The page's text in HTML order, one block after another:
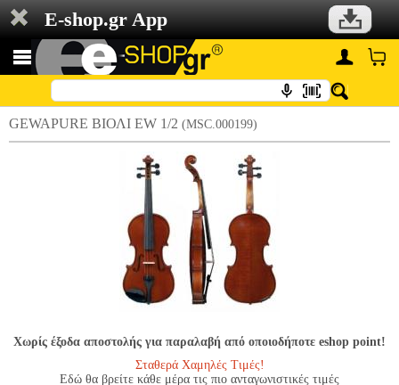
E-shop.gr App
GEWAPURE ΒΙΟΛΙ ΕW 1/2 (MSC.000199)
Χωρίς έξοδα αποστολής για παραλαβή από οποιοδήποτε eshop point!
Σταθερά Χαμηλές Τιμές!
Εδώ θα βρείτε κάθε μέρα τις πιο ανταγωνιστικές τιμές